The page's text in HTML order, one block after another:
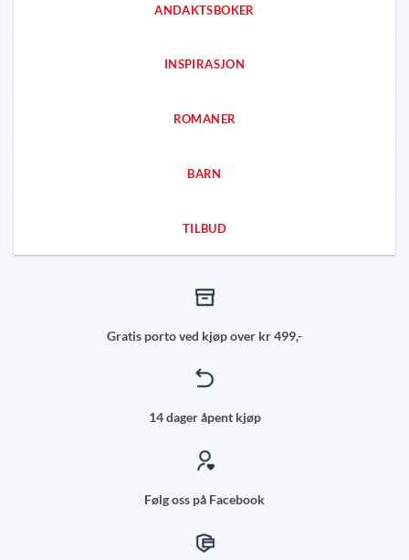
ANDAKTSBOKER
INSPIRASJON
ROMANER
BARN
TILBUD
Gratis porto ved kjøp over kr 499,-
14 dager åpent kjøp
Følg oss på Facebook